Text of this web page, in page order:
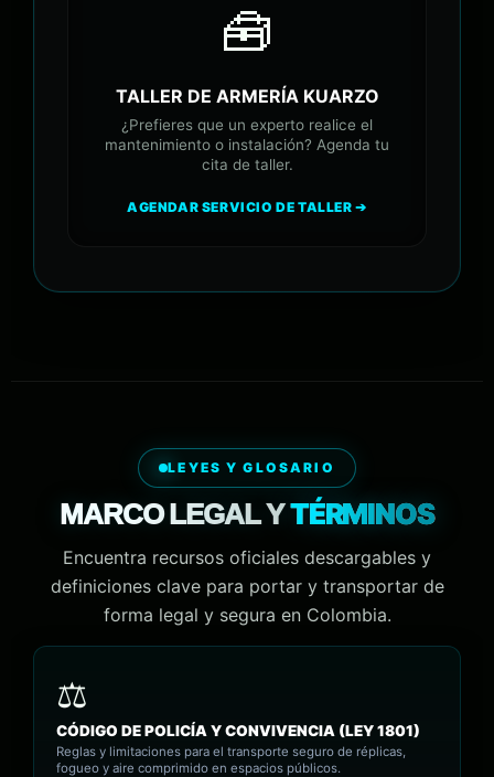
🧰
TALLER DE ARMERÍA KUARZO
¿Prefieres que un experto realice el
mantenimiento o instalación? Agenda tu
cita de taller.
AGENDAR SERVICIO DE TALLER ➔
LEYES Y GLOSARIO
MARCO LEGAL YTÉRMINOS
Encuentra recursos oficiales descargables y
definiciones clave para portar y transportar de
forma legal y segura en Colombia.
CÓDIGO DE POLICÍA Y CONVIVENCIA (LEY 1801)
Reglas y limitaciones para el transporte seguro de réplicas,
fogueo y aire comprimido en espacios públicos.